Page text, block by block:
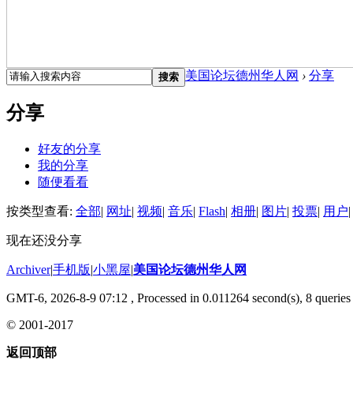
搜索 美国论坛德州华人网 › 分享
分享
好友的分享
我的分享
随便看看
按类型查看: 全部| 网址| 视频| 音乐| Flash| 相册| 图片| 投票| 用户|
现在还没分享
Archiver|手机版|小黑屋|美国论坛德州华人网
GMT-6, 2026-8-9 07:12 , Processed in 0.011264 second(s), 8 queries
© 2001-2017
返回顶部